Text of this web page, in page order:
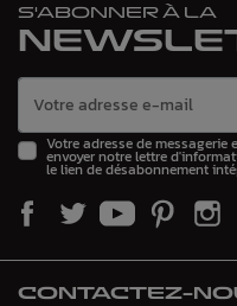
S'ABONNER À LA
Votre adresse de
envoyer notre lettre
le lien de désabonnement
CONTACTEZ-